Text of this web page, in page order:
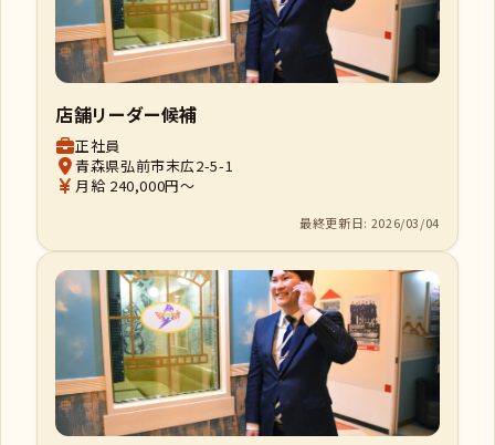
店舗リーダー候補
正社員
青森県弘前市末広2-5-1
月給 240,000円～
最終更新日: 2026/03/04